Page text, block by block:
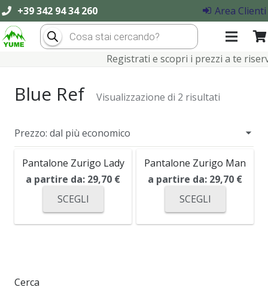
+39 342 94 34 260
Area Clienti
Products
search
Registrati e scopri i prezzi a te
Blue Ref Visualizzazione di 2 risultati
Pantalone Zurigo Lady
a partire da: 29,70 €
SCEGLI
Pantalone Zurigo Man
a partire da: 29,70 €
SCEGLI
Cerca